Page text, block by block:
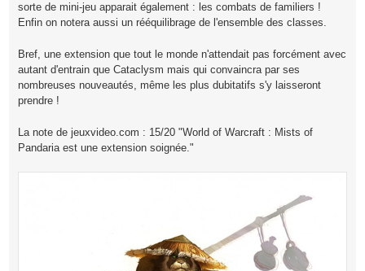
sorte de mini-jeu apparait également : les combats de familiers !
Enfin on notera aussi un rééquilibrage de l'ensemble des classes.
Bref, une extension que tout le monde n'attendait pas forcément avec
autant d'entrain que Cataclysm mais qui convaincra par ses
nombreuses nouveautés, même les plus dubitatifs s'y laisseront
prendre !
La note de jeuxvideo.com : 15/20 "World of Warcraft : Mists of
Pandaria est une extension soignée."